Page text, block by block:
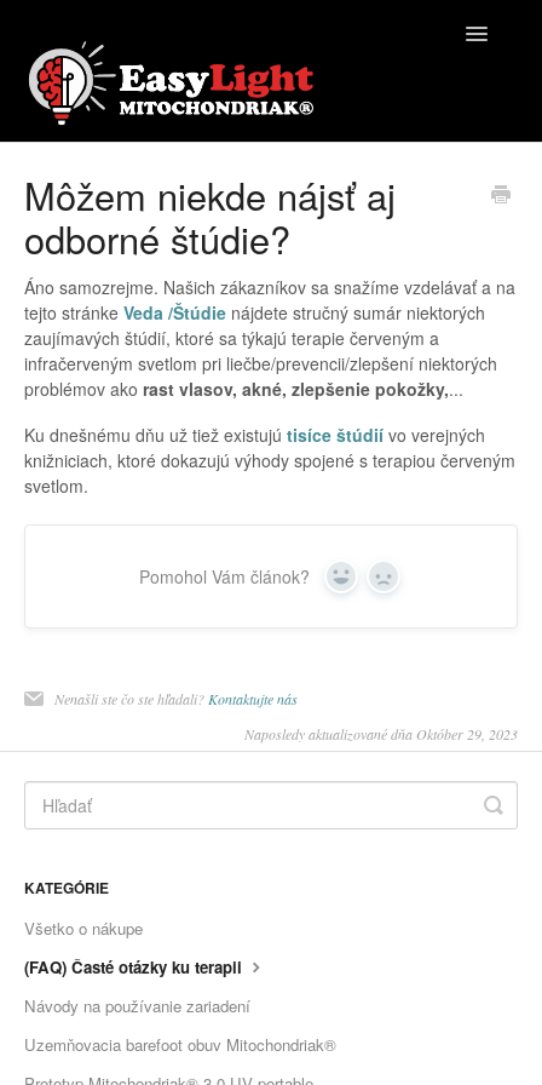
Toggle
Kontakt
Môžem niekde nájsť aj
odborné štúdie?
Áno samozrejme. Našich zákazníkov sa snažíme vzdelávať a na
tejto stránke Veda /Štúdie nájdete stručný sumár niektorých
zaujímavých štúdií, ktoré sa týkajú terapie červeným a
infračerveným svetlom pri liečbe/prevencii/zlepšení niektorých
problémov ako rast vlasov, akné, zlepšenie pokožky,...
Ku dnešnému dňu už tiež existujú tisíce štúdií vo verejných
knižniciach, ktoré dokazujú výhody spojené s terapiou červeným
svetlom.
Pomohol Vám článok? Yes No
Nenašli ste čo ste hľadali? Kontaktujte nás
Naposledy aktualizované dňa Október 29, 2023
KATEGÓRIE
Všetko o nákupe
(FAQ) Časté otázky ku terapii
Návody na používanie zariadení
Uzemňovacia barefoot obuv Mitochondriak®